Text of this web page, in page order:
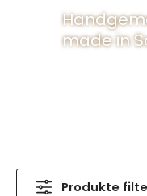
made in
Produkte